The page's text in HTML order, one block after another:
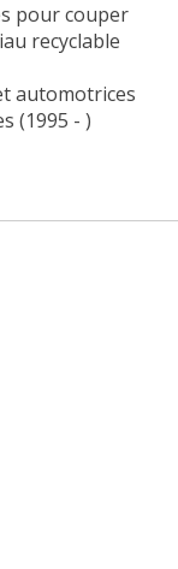
pour couper
recyclable
automotrices
(1995 - )